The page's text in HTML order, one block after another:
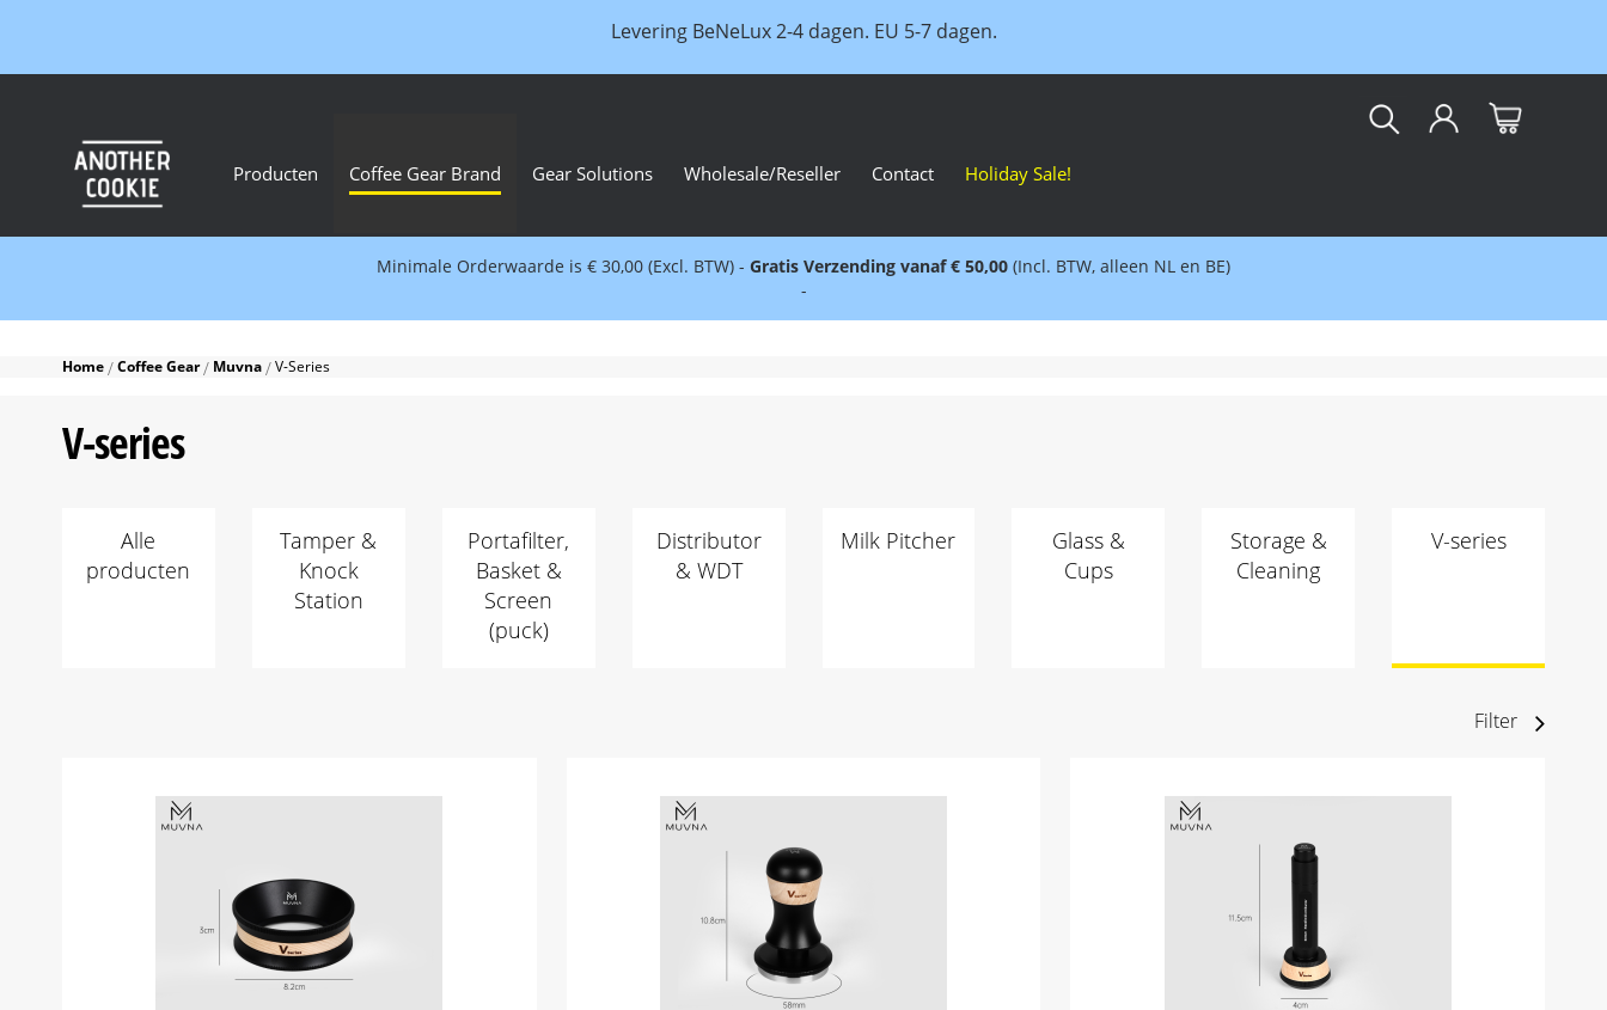
Levering BeNeLux 2-4 dagen. EU 5-7 dagen.
Producten Coffee Gear Brand Gear Solutions Wholesale/Reseller Contact Holiday Sale!
Minimale Orderwaarde is € 30,00 (Excl. BTW) - Gratis Verzending vanaf € 50,00 (Incl. BTW, alleen NL en BE)
-
Home Coffee Gear Muvna V-Series
V-series
Alle
producten
Tamper &
Knock
Station
Portafilter,
Basket &
Screen
(puck)
Distributor
& WDT
Milk Pitcher
Glass &
Cups
Storage &
Cleaning
V-series
Filter